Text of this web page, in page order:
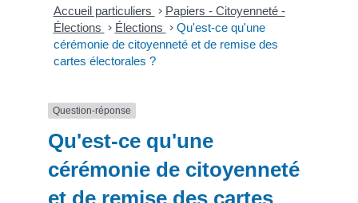
Accueil particuliers > Papiers - Citoyenneté -
Élections > Élections > Qu'est-ce qu'une
cérémonie de citoyenneté et de remise des
cartes électorales ?
Question-réponse
Qu'est-ce qu'une
cérémonie de citoyenneté